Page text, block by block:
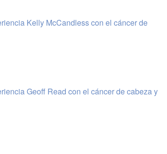
Kelly McCandless con el cáncer de
Geoff Read con el cáncer de cabeza y